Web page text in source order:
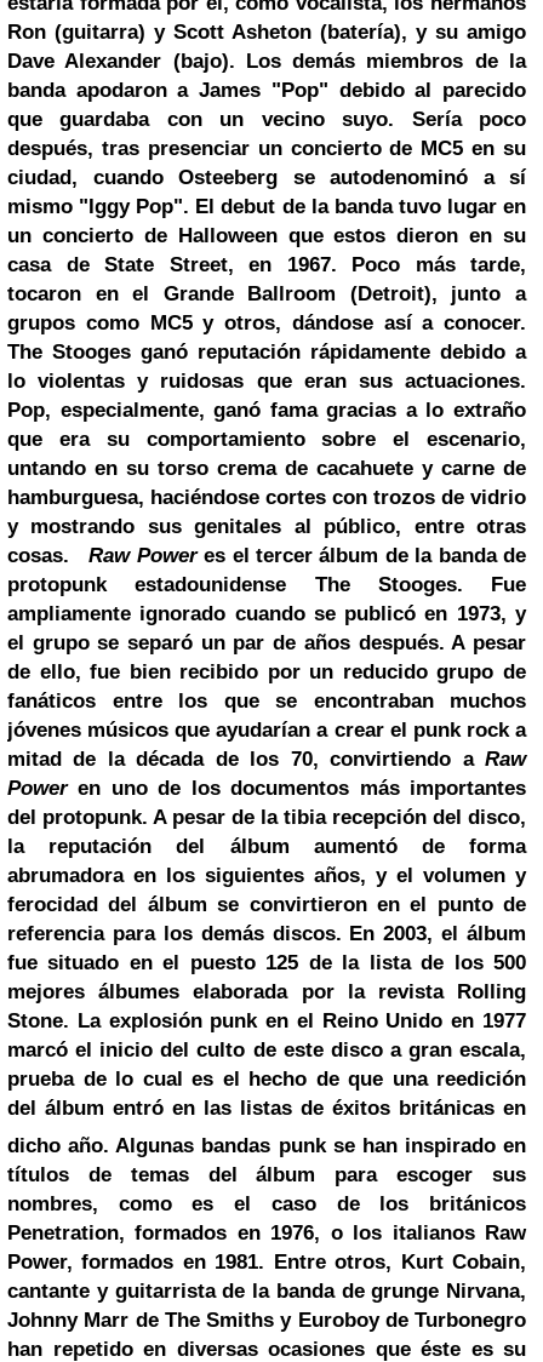
Ron (guitarra) y Scott Asheton (batería), y su amigo
Dave Alexander (bajo). Los demás miembros de la
banda apodaron a James "Pop" debido al parecido
que guardaba con un vecino suyo. Sería poco
después, tras presenciar un concierto de MC5 en su
ciudad, cuando Osteeberg se autodenominó a sí
mismo "Iggy Pop". El debut de la banda tuvo lugar en
un concierto de Halloweenque estos dieron en su
casa de State Street, en 1967. Poco más tarde,
tocaron en el Grande Ballroom (Detroit), junto a
grupos como MC5 y otros, dándose así a conocer.
The Stooges ganó reputación rápidamente debido a
lo violentas y ruidosas que eran sus actuaciones.
Pop, especialmente, ganó fama gracias a lo extraño
que era su comportamiento sobre el escenario,
untando en su torso crema de cacahuete y carne de
hamburguesa, haciéndose cortes con trozos de vidrio
y mostrando sus genitales al público, entre otras
cosas.
Raw Poweres el tercer álbum de la banda de
protopunk estadounidense The Stooges. Fue
ampliamente ignorado cuando se publicó en 1973, y
el grupo se separó un par de años después. A pesar
de ello, fue bien recibido por un reducido grupo de
fanáticos entre los que se encontraban muchos
jóvenes músicos que ayudarían a crear el punk rock a
mitad de la década de los 70, convirtiendo a Raw
Poweren uno de los documentos más importantes
del protopunk. A pesar de la tibia recepción del disco,
la reputación del álbum aumentó de forma
abrumadora en los siguientes años, y el volumen y
ferocidad del álbum se convirtieron en el punto de
referencia para los demás discos. En 2003, el álbum
fue situado en el puesto 125 de la lista de los 500
mejores álbumes elaborada por la revista Rolling
Stone. La explosión punk en el Reino Unido en 1977
marcó el inicio del culto de este disco a gran escala,
prueba de lo cual es el hecho de que una reedición
del álbum entró en las listas de éxitos británicas en
dicho año. Algunas bandas punk se han inspirado en
títulos de temas del álbum para escoger sus
nombres, como es el caso de los británicos
Penetration, formados en 1976, o los italianos Raw
Power, formados en 1981. Entre otros, Kurt Cobain,
cantante y guitarrista de la banda de grunge Nirvana,
Johnny Marr de The Smiths y Euroboy de Turbonegro
han repetido en diversas ocasiones que éste es su